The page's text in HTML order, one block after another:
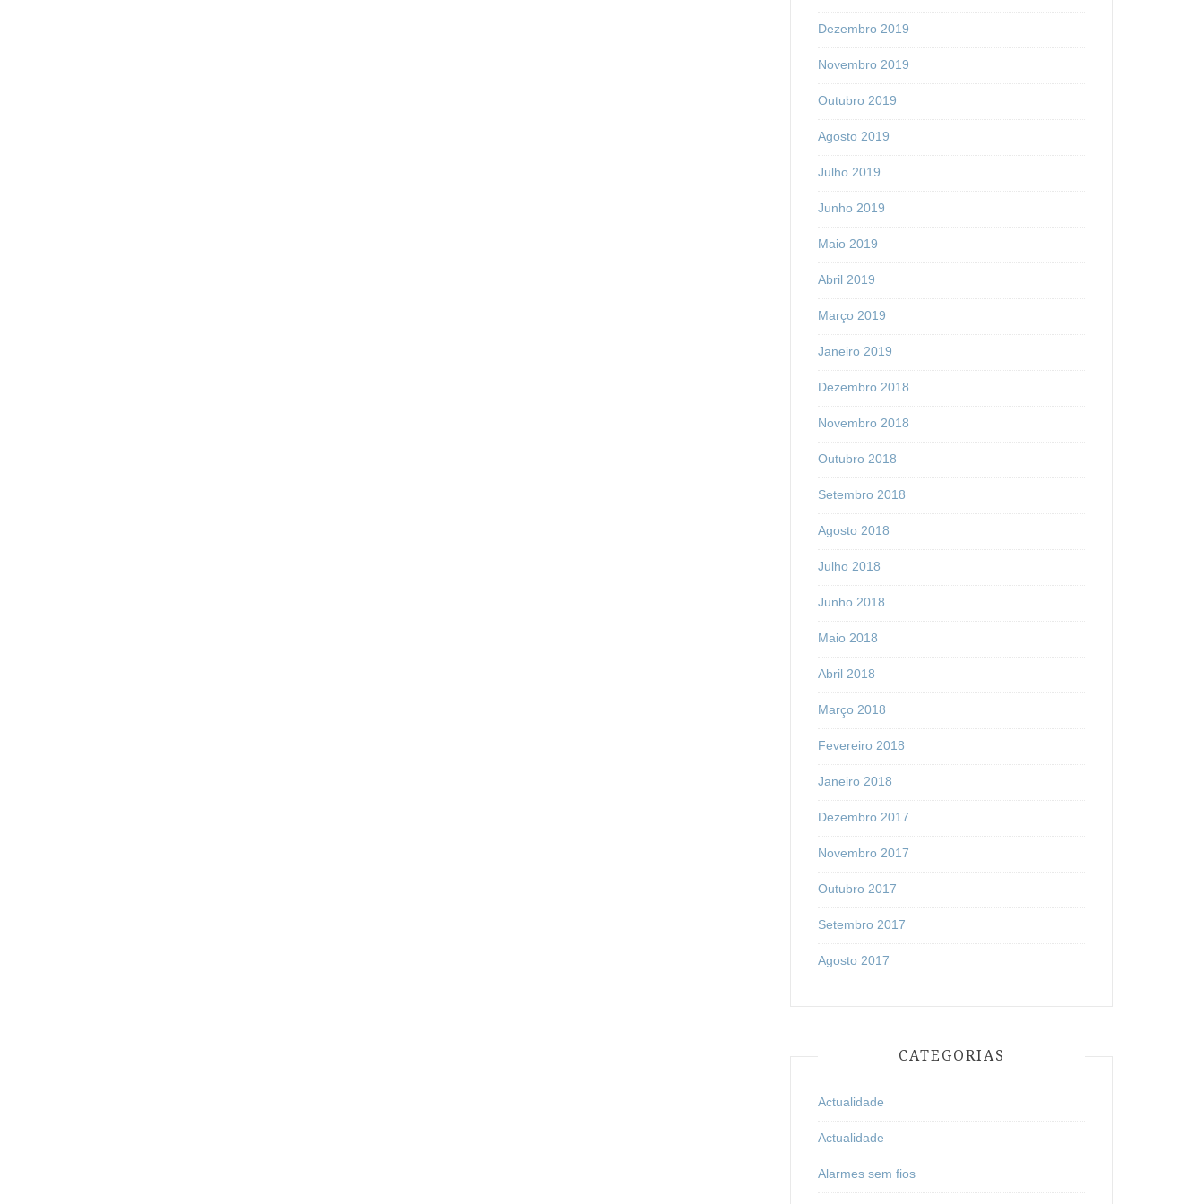
Dezembro 2019
Novembro 2019
Outubro 2019
Agosto 2019
Julho 2019
Junho 2019
Maio 2019
Abril 2019
Março 2019
Janeiro 2019
Dezembro 2018
Novembro 2018
Outubro 2018
Setembro 2018
Agosto 2018
Julho 2018
Junho 2018
Maio 2018
Abril 2018
Março 2018
Fevereiro 2018
Janeiro 2018
Dezembro 2017
Novembro 2017
Outubro 2017
Setembro 2017
Agosto 2017
CATEGORIAS
Actualidade
Actualidade
Alarmes sem fios